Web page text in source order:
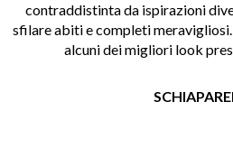
contraddistinta da ispirazioni
sfilare abiti e completi
alcuni dei migliori look